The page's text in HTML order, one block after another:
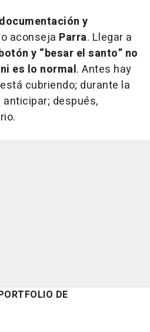
y
aconseja Parra. Llegar a
y “besar el santo” no
es lo normal. Antes hay
cubriendo; durante la
después,
DE